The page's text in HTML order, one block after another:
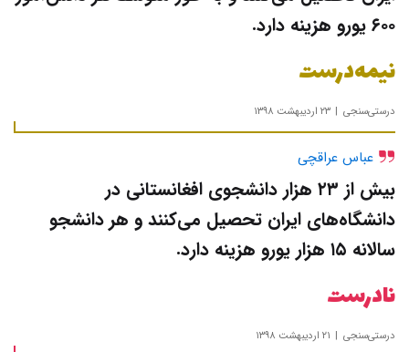
۶۰۰ یورو هزینه دارد.
نیمه‌درست
درستی‌سنجی ۲۳ اردیبهشت ۱۳۹۸
عباس عراقچی
بیش از ۲۳ هزار دانشجوی افغانستانی در
دانشگاه‌های ایران تحصیل می‌کنند و هر دانشجو
سالانه ۱۵ هزار یورو هزینه دارد.
نادرست
درستی‌سنجی ۲۱ اردیبهشت ۱۳۹۸